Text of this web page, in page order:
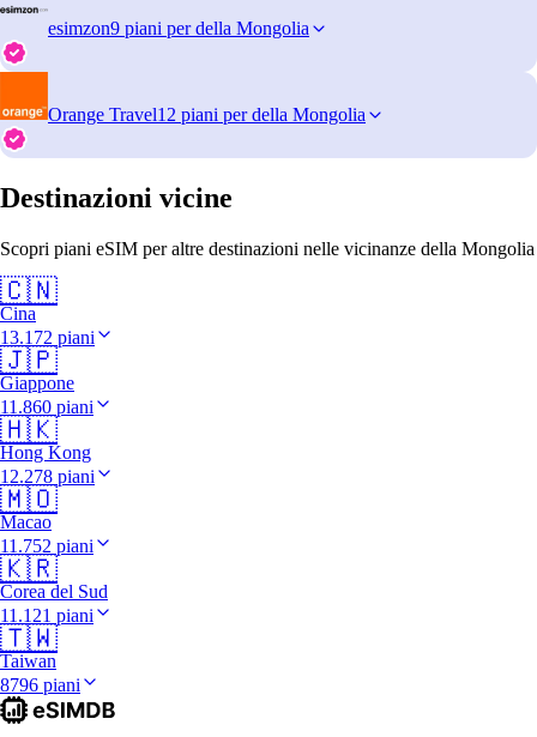
esimzon9 piani per della Mongolia
Orange Travel12 piani per della Mongolia
Destinazioni vicine
Scopri piani eSIM per altre destinazioni nelle vicinanze della Mongolia
🇨🇳
Cina
13.172 piani
🇯🇵
Giappone
11.860 piani
🇭🇰
Hong Kong
12.278 piani
🇲🇴
Macao
11.752 piani
🇰🇷
Corea del Sud
11.121 piani
🇹🇼
Taiwan
8796 piani